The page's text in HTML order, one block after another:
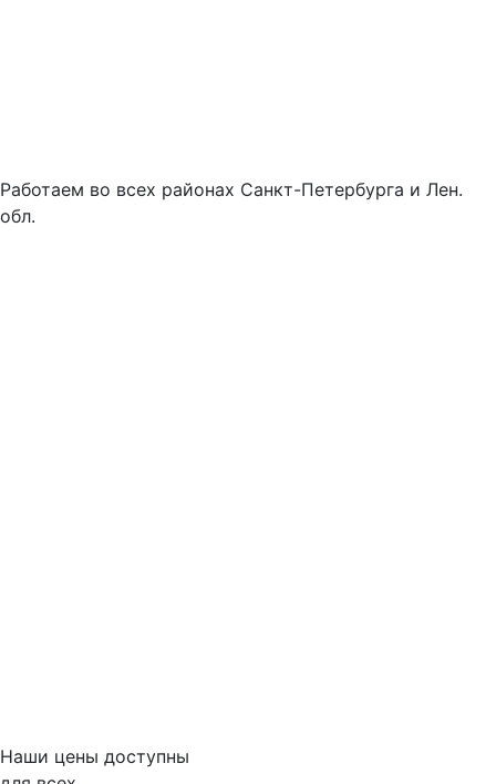
Работаем во всех районах Санкт-Петербурга и Лен.
обл.
Наши цены доступны